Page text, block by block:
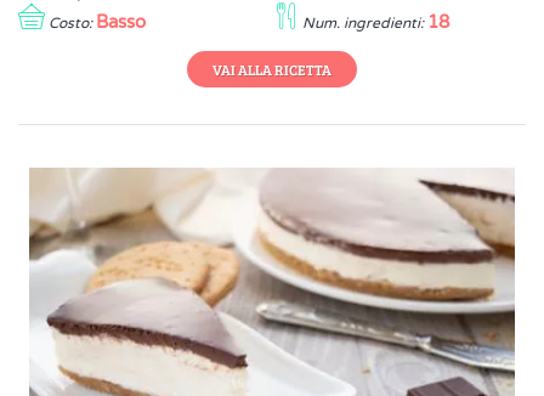
Costo: Basso Num. ingredienti: 18
VAI ALLA RICETTA